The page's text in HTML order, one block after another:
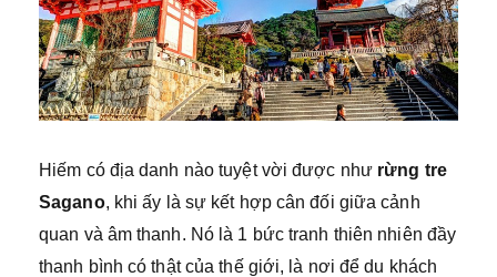
Hiếm có địa danh nào tuyệt vời được như rừng tre
Sagano, khi ấy là sự kết hợp cân đối giữa cảnh
quan và âm thanh. Nó là 1 bức tranh thiên nhiên đầy
thanh bình có thật của thế giới, là nơi để du khách